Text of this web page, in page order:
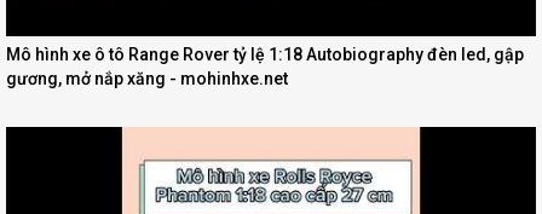
Mô hình xe ô tô Range Rover tỷ lệ 1:18 Autobiography đèn led, gập
gương, mở nắp xăng - mohinhxe.net